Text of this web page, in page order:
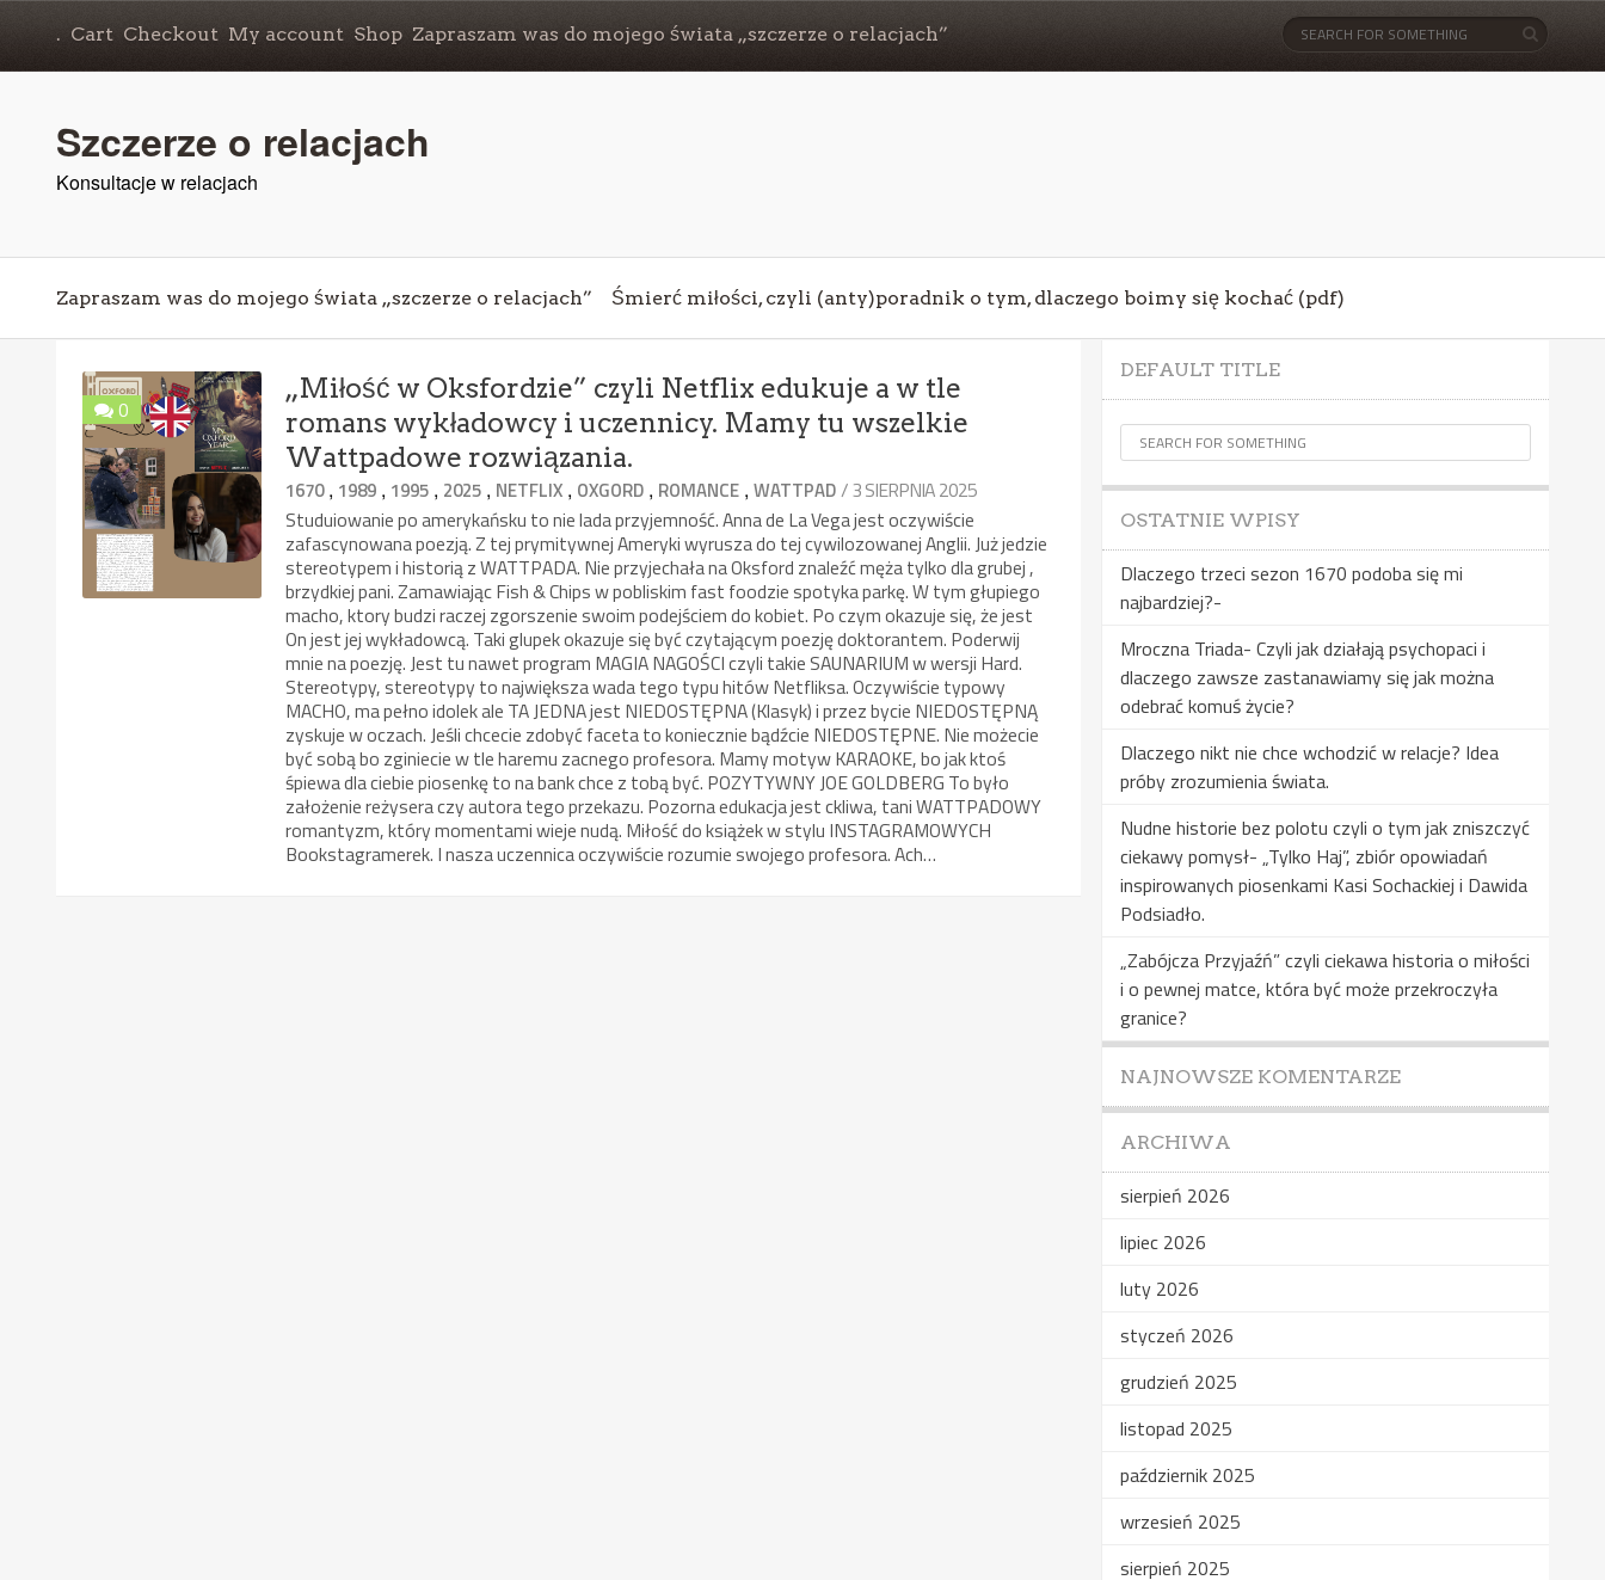
. Cart Checkout My account Shop Zapraszam was do mojego świata „szczerze o relacjach”
Szczerze o relacjach
Konsultacje w relacjach
Zapraszam was do mojego świata „szczerze o relacjach” Śmierć miłości, czyli (anty)poradnik o tym, dlaczego boimy się kochać (pdf)
0
„Miłość w Oksfordzie” czyli Netflix edukuje a w tle
romans wykładowcy i uczennicy. Mamy tu wszelkie
Wattpadowe rozwiązania.
1670, 1989 , 1995 , 2025 , NETFLIX , OXGORD , ROMANCE ,WATTPAD/ 3 SIERPNIA 2025
Studuiowanie po amerykańsku to nie lada przyjemność. Anna de La Vega jest oczywiście
zafascynowana poezją. Z tej prymitywnej Ameryki wyrusza do tej cywilozowanej Anglii. Już jedzie
stereotypem i historią z WATTPADA. Nie przyjechała na Oksford znaleźć męża tylko dla grubej ,
brzydkiej pani. Zamawiając Fish & Chips w pobliskim fast foodzie spotyka parkę. W tym głupiego
macho, ktory budzi raczej zgorszenie swoim podejściem do kobiet. Po czym okazuje się, że jest
On jest jej wykładowcą. Taki glupek okazuje się być czytającym poezję doktorantem. Poderwij
mnie na poezję. Jest tu nawet program MAGIA NAGOŚCI czyli takie SAUNARIUM w wersji Hard.
Stereotypy, stereotypy to największa wada tego typu hitów Netfliksa. Oczywiście typowy
MACHO, ma pełno idolek ale TA JEDNA jest NIEDOSTĘPNA (Klasyk) i przez bycie NIEDOSTĘPNĄ
zyskuje w oczach. Jeśli chcecie zdobyć faceta to koniecznie bądźcie NIEDOSTĘPNE. Nie możecie
być sobą bo zginiecie w tle haremu zacnego profesora. Mamy motyw KARAOKE, bo jak ktoś
śpiewa dla ciebie piosenkę to na bank chce z tobą być. POZYTYWNY JOE GOLDBERG To było
założenie reżysera czy autora tego przekazu. Pozorna edukacja jest ckliwa, tani WATTPADOWY
romantyzm, który momentami wieje nudą. Miłość do książek w stylu INSTAGRAMOWYCH
Bookstagramerek. I nasza uczennica oczywiście rozumie swojego profesora. Ach…
DEFAULT TITLE
OSTATNIE WPISY
Dlaczego trzeci sezon 1670 podoba się mi
najbardziej?-
Mroczna Triada- Czyli jak działają psychopaci i
dlaczego zawsze zastanawiamy się jak można
odebrać komuś życie?
Dlaczego nikt nie chce wchodzić w relacje? Idea
próby zrozumienia świata.
Nudne historie bez polotu czyli o tym jak zniszczyć
ciekawy pomysł- „Tylko Haj”, zbiór opowiadań
inspirowanych piosenkami Kasi Sochackiej i Dawida
Podsiadło.
„Zabójcza Przyjaźń” czyli ciekawa historia o miłości
i o pewnej matce, która być może przekroczyła
granice?
NAJNOWSZE KOMENTARZE
ARCHIWA
sierpień 2026
lipiec 2026
luty 2026
styczeń 2026
grudzień 2025
listopad 2025
październik 2025
wrzesień 2025
sierpień 2025